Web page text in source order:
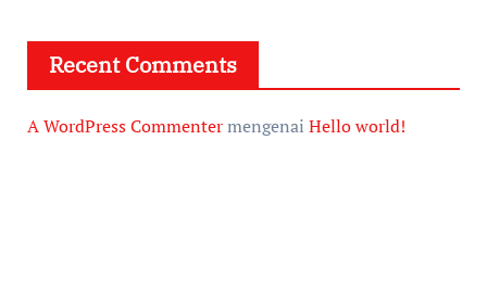
Recent Comments
A WordPress Commentermengenai Hello world!